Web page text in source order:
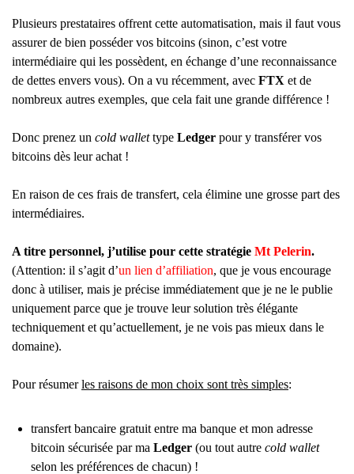
Plusieurs prestataires offrent cette automatisation, mais il faut vous
assurer de bien posséder vos bitcoins (sinon, c’est votre
intermédiaire qui les possèdent, en échange d’une reconnaissance
de dettes envers vous). On a vu récemment, avec FTX et de
nombreux autres exemples, que cela fait une grande différence !
Donc prenez un cold wallettype Ledger pour y transférer vos
bitcoins dès leur achat !
En raison de ces frais de transfert, cela élimine une grosse part des
intermédiaires.
A titre personnel, j’utilise pour cette stratégie Mt Pelerin.
(Attention: il s’agit d’un lien d’affiliation, que je vous encourage
donc à utiliser, mais je précise immédiatement que je ne le publie
uniquement parce que je trouve leur solution très élégante
techniquement et qu’actuellement, je ne vois pas mieux dans le
domaine).
Pour résumerles raisons de mon choix sont très simples:
transfert bancaire gratuit entre ma banque et mon adresse
bitcoin sécurisée par ma Ledger (ou tout autre cold wallet
selon les préférences de chacun) !